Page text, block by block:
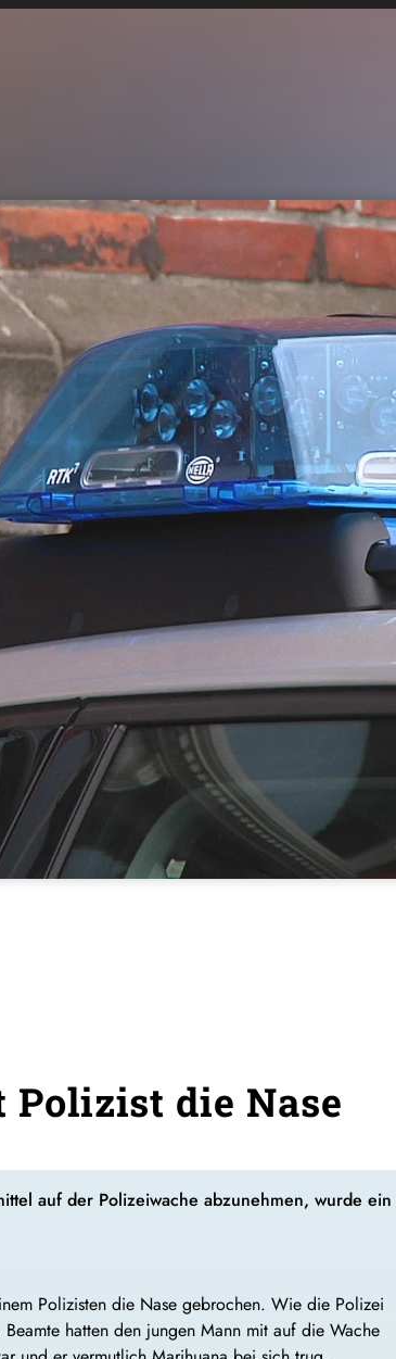
die Nase
auf der Polizeiwache abzunehmen, wurde
Polizisten die Nase gebrochen. Wie die Polizei
hatten den jungen Mann mit auf die Wache